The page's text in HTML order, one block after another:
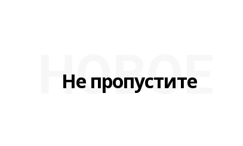
Не пропустите
НОВОЕ